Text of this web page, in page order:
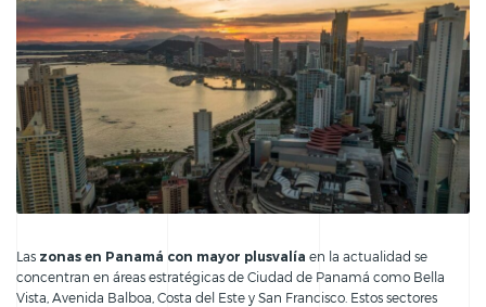
Las zonas en Panamá con mayor plusvalía en la actualidad se
concentran en áreas estratégicas de Ciudad de Panamá como Bella
Vista, Avenida Balboa, Costa del Este y San Francisco. Estos sectores